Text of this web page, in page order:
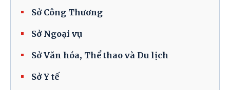
Sở Công Thương
Sở Ngoại vụ
Sở Văn hóa, Thể thao và Du lịch
Sở Y tế